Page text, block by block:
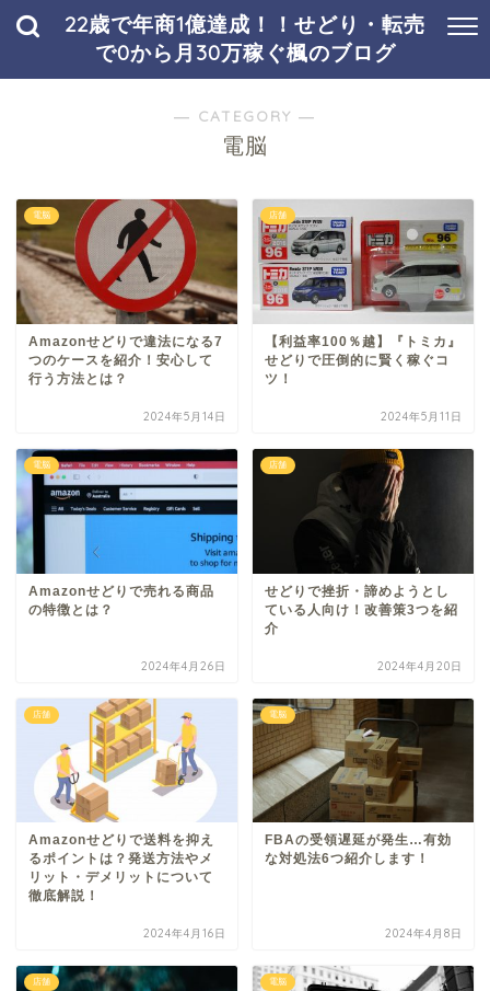
22歳で年商1億達成！！せどり・転売
で0から月30万稼ぐ楓のブログ
― CATEGORY ―
電脳
電脳
Amazonせどりで違法になる7
つのケースを紹介！安心して
行う方法とは？
2024年5月14日
店舗
【利益率100％越】『トミカ』
せどりで圧倒的に賢く稼ぐコ
ツ！
2024年5月11日
電脳
Amazonせどりで売れる商品
の特徴とは？
2024年4月26日
店舗
せどりで挫折・諦めようとし
ている人向け！改善策3つを紹
介
2024年4月20日
店舗
Amazonせどりで送料を抑え
るポイントは？発送方法やメ
リット・デメリットについて
徹底解説！
2024年4月16日
電脳
FBAの受領遅延が発生…有効
な対処法6つ紹介します！
2024年4月8日
店舗 電脳